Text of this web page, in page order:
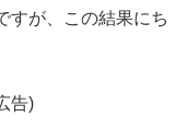
すが、この結果にち
告)